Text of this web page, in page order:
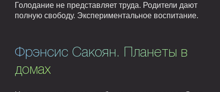
Голодание не представляет труда. Родители дают
полную свободу. Экспериментальное воспитание.
Фрэнсис Сакоян. Планеты в
домах